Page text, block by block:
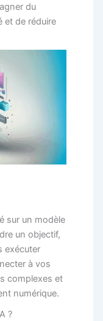
du
et de réduire
sur un modèle
un objectif,
exécuter
à vos
complexes et
numérique.
?